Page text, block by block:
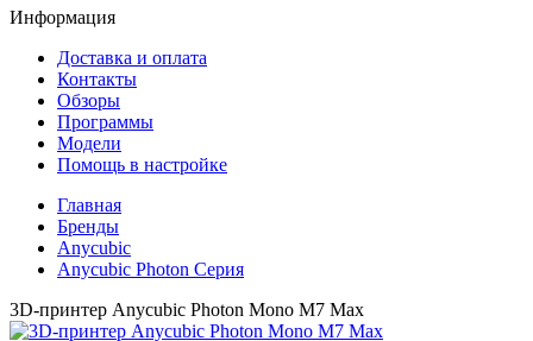
Информация
Доставка и оплата
Контакты
Обзоры
Программы
Модели
Помощь в настройке
Главная
Бренды
Anycubic
Anycubic Photon Серия
3D-принтер Anycubic Photon Mono M7 Max